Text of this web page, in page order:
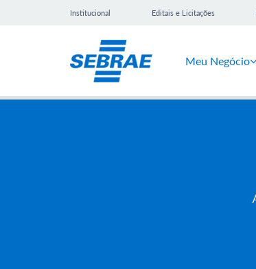
Institucional Editais e Licitações
Meu Negócio